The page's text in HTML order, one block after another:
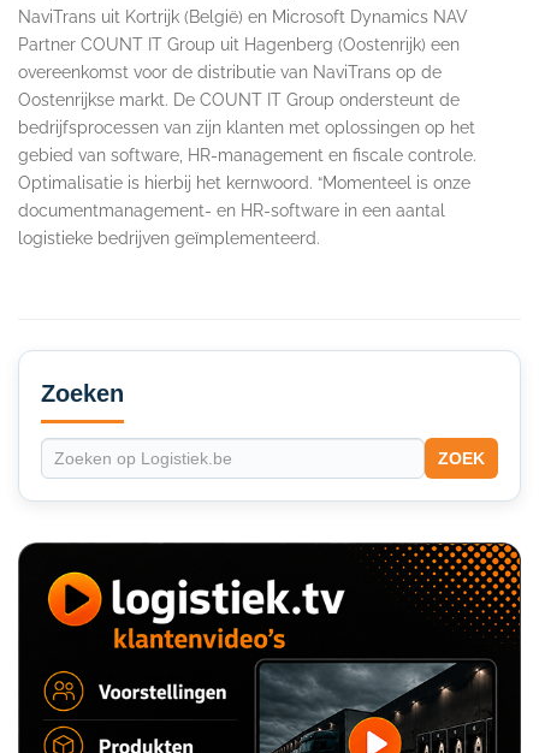
NaviTrans uit Kortrijk (België) en Microsoft Dynamics NAV
Partner COUNT IT Group uit Hagenberg (Oostenrijk) een
overeenkomst voor de distributie van NaviTrans op de
Oostenrijkse markt. De COUNT IT Group ondersteunt de
bedrijfsprocessen van zijn klanten met oplossingen op het
gebied van software, HR-management en fiscale controle.
Optimalisatie is hierbij het kernwoord. “Momenteel is onze
documentmanagement- en HR-software in een aantal
logistieke bedrijven geïmplementeerd.
Secondary
Sidebar
Zoeken
ZOEK